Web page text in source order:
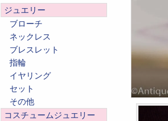
ジュエリー
ブローチ
ネックレス
ブレスレット
指輪
イヤリング
セット
その他
コスチュームジュエリー